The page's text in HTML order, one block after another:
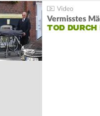
Vermisstes
TOD